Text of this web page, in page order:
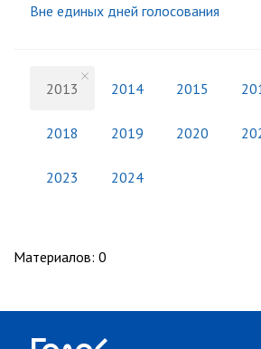
Вне единых дней голосования
2013 2014 2015
2018 2019 2020
2023 2024
Материалов: 0